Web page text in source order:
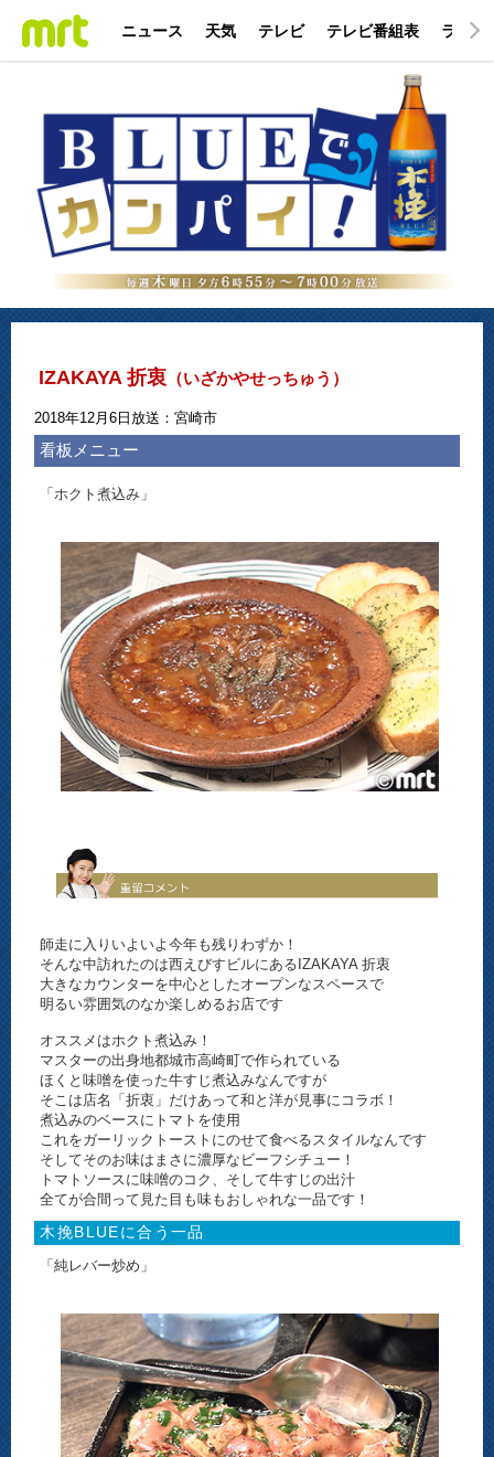
ニュース 天気 テレビ テレビ番組表 ラジオ
IZAKAYA 折衷 （いざかやせっちゅう）
2018年12月6日放送：宮崎市
看板メニュー
「ホクト煮込み」
師走に入りいよいよ今年も残りわずか！
そんな中訪れたのは西えびすビルにあるIZAKAYA 折衷
大きなカウンターを中心としたオープンなスペースで
明るい雰囲気のなか楽しめるお店です
オススメはホクト煮込み！
マスターの出身地都城市高崎町で作られている
ほくと味噌を使った牛すじ煮込みなんですが
そこは店名「折衷」だけあって和と洋が見事にコラボ！
煮込みのベースにトマトを使用
これをガーリックトーストにのせて食べるスタイルなんです
そしてそのお味はまさに濃厚なビーフシチュー！
トマトソースに味噌のコク、そして牛すじの出汁
全てが合間って見た目も味もおしゃれな一品です！
木挽BLUEに合う一品
「純レバー炒め」